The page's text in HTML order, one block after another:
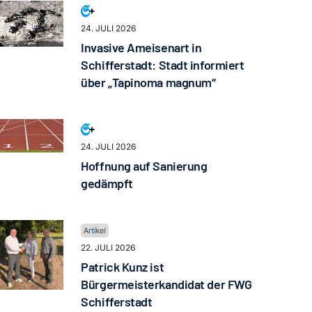
24. JULI 2026
Invasive Ameisenart in
Schifferstadt: Stadt informiert
über „Tapinoma magnum“
24. JULI 2026
Hoffnung auf Sanierung
gedämpft
22. JULI 2026
Patrick Kunz ist
Bürgermeisterkandidat der FWG
Schifferstadt